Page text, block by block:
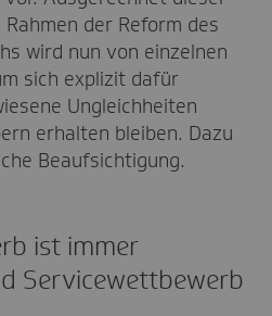
der Reform des
wird nun von einzelnen
sich explizit dafür
Ungleichheiten
erhalten bleiben. Dazu
Beaufsichtigung.
ist immer
Servicewettbewerb